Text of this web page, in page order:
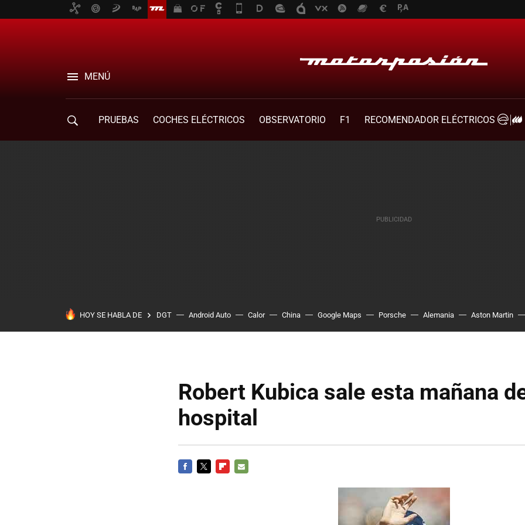
MENÚ
PRUEBAS COCHES ELÉCTRICOS OBSERVATORIO F1
RECOMENDADOR ELÉCTRICOS
HOY SE HABLA DE DGT Android Auto Calor China Google Maps Porsche Alemania Aston Martin
Robert Kubica sale esta mañana
hospital